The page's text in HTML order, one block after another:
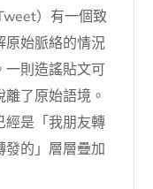
）有一個致
原始脈絡的情況
一則造謠貼文可
了原始語境。
經是「我朋友轉
發的」層層疊加